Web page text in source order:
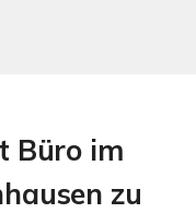
Büro im
zu